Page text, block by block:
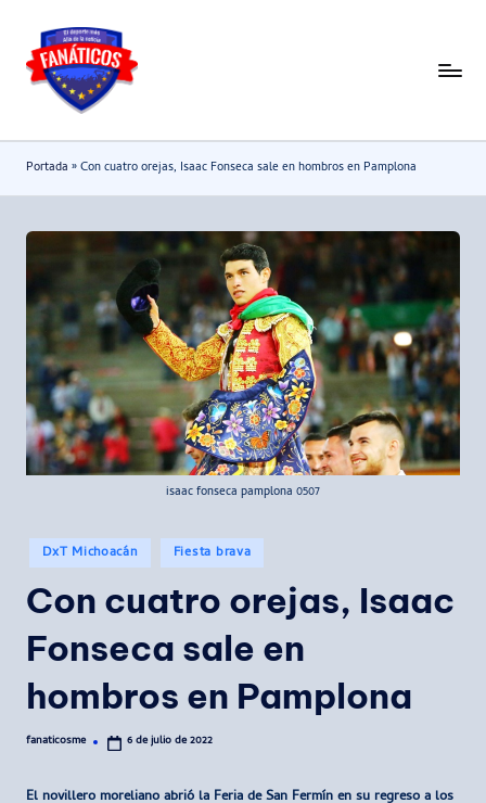
Saltar
contenido
F
n
a
t
c
o
s
Noticias
deportivas
-
Mundial
2026
Portada »Con cuatro orejas, Isaac Fonseca sale en hombros en Pamplona
isaac fonseca pamplona 0507
Publicado
en
DxT Michoacán Fiesta brava
Con cuatro orejas, Isaac
Fonseca sale en
hombros en Pamplona
Publicado
fanaticosme 6 de julio de 2022
El novillero moreliano abrió la Feria de San Fermín en su regreso a los